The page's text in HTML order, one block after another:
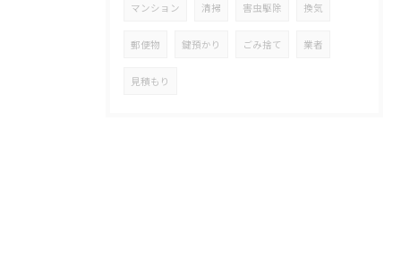
マンション 清掃 害虫駆除 換気
郵便物 鍵預かり ごみ捨て 業者
見積もり